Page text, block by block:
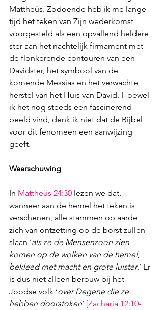
Mattheüs. Zodoende heb ik me lange
tijd het teken van Zijn wederkomst
voorgesteld als een opvallend heldere
ster aan het nachtelijk firmament met
de flonkerende contouren van een
Davidster, het symbool van de
komende Messías en het verwachte
herstel van het Huis van David. Hoewel
ik het nog steeds een fascinerend
beeld vind, denk ik niet dat de Bijbel
voor dit fenomeen een aanwijzing
geeft.
Waarschuwing
In Mattheüs 24:30 lezen we dat,
wanneer aan de hemel het teken is
verschenen, alle stammen op aarde
zich van ontzetting op de borst zullen
slaan ‘als ze de Mensenzoon zien
komen op de wolken van de hemel,
bekleed met macht en grote luister.’ Er
is dus niet alleen berouw bij het
Joodse volk ‘over Degene die ze
hebben doorstoken’ [Zacharia 12:10-